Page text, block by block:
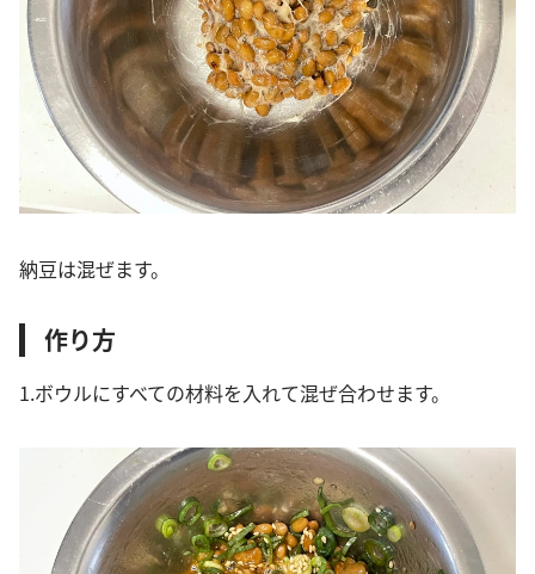
納豆は混ぜます。
作り方
1.ボウルにすべての材料を入れて混ぜ合わせます。